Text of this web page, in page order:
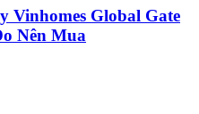
Vinhomes Global Gate
Nên Mua